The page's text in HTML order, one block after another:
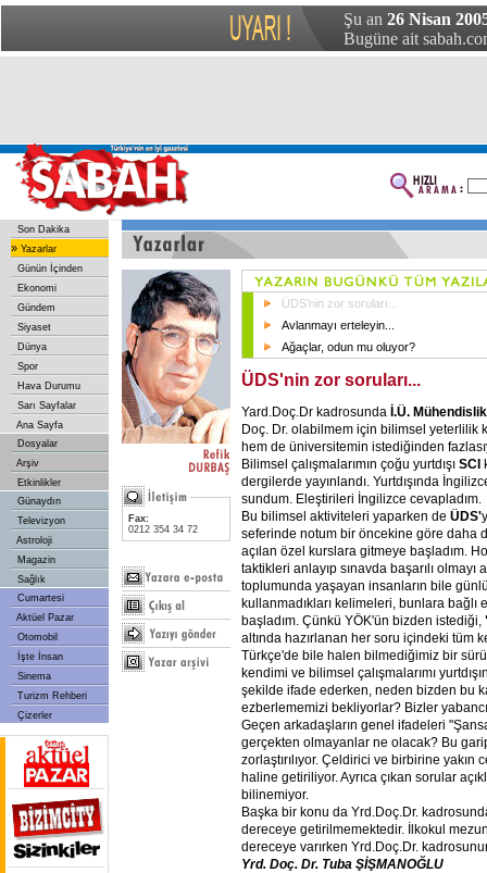
Şu an 26 Nisan
Bugüne ait
Son Dakika
» Yazarlar
Günün İçinden
Ekonomi
Gündem
Siyaset
Dünya
Spor
Hava Durumu
Sarı Sayfalar
Ana Sayfa
Dosyalar
Arşiv
Etkinlikler
Günaydın
Televizyon
Astroloji
Magazin
Sağlık
Cumartesi
Aktüel Pazar
Otomobil
İşte İnsan
Sinema
Turizm Rehberi
Çizerler
Fax:
0212 354 34 72
ÜDS'nin zor soruları...
Avlanmayı erteleyin...
Ağaçlar, odun mu oluyor?
ÜDS'nin zor soruları...
Yard.Doç.Dr kadrosunda İ.Ü. Mühendislik
Doç. Dr. olabilmem için bilimsel yeterlilik
hem de üniversitemin istediğinden
Bilimsel çalışmalarımın çoğu yurtdışı SCI
dergilerde yayınlandı. Yurtdışında
sundum. Eleştirileri İngilizce cevapladım.
Bu bilimsel aktiviteleri yaparken de ÜDS'
seferinde notum bir öncekine göre daha
açılan özel kurslara gitmeye başladım.
taktikleri anlayıp sınavda başarılı olmayı
toplumunda yaşayan insanların bile
kullanmadıkları kelimeleri, bunlara bağlı
başladım. Çünkü YÖK'ün bizden istediği,
altında hazırlanan her soru içindeki tüm
Türkçe'de bile halen bilmediğimiz bir
kendimi ve bilimsel çalışmalarımı
şekilde ifade ederken, neden bizden bu
ezberlememizi bekliyorlar? Bizler
Geçen arkadaşların genel ifadeleri
gerçekten olmayanlar ne olacak? Bu
zorlaştırılıyor. Çeldirici ve birbirine yakın
haline getiriliyor. Ayrıca çıkan sorular
bilinemiyor.
Başka bir konu da Yrd.Doç.Dr.
dereceye getirilmemektedir. İlkokul
dereceye varırken Yrd.Doç.Dr.
Yrd. Doç. Dr. Tuba ŞİŞMANOĞLU